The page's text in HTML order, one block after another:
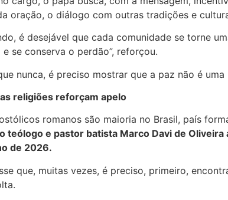
oração, o diálogo com outras tradições e
é desejável que cada comunidade se torne
se conserva o perdão”, reforçou.
nunca, é preciso mostrar que a paz não é
religiões reforçam apelo
romanos são maioria no Brasil, país
o teólogo e pastor batista Marco Davi de
de 2026.
que, muitas vezes, é preciso, primeiro,